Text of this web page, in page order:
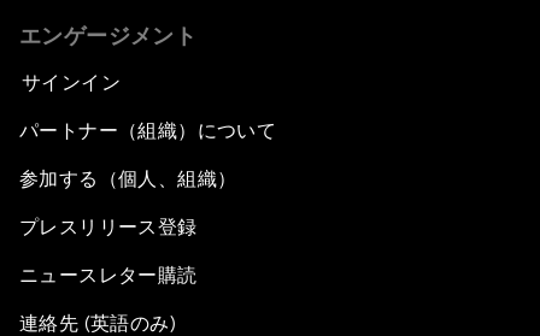
エンゲージメント
サインイン
パートナー（組織）について
参加する（個人、組織）
プレスリリース登録
ニュースレター購読
連絡先 (英語のみ)